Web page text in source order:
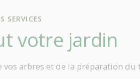
SERVICES
votre jardin
vos arbres et de la préparation du